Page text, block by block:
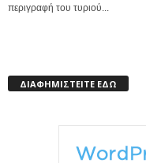
περιγραφή του τυριού...
ΔΙΑΦΗΜΙΣΤΕΙΤΕ ΕΔΩ